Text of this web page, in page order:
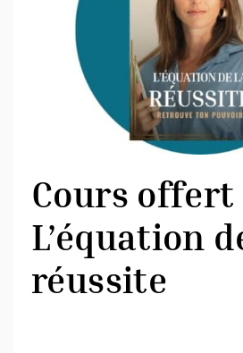
Cours offert
L’équation
réussite